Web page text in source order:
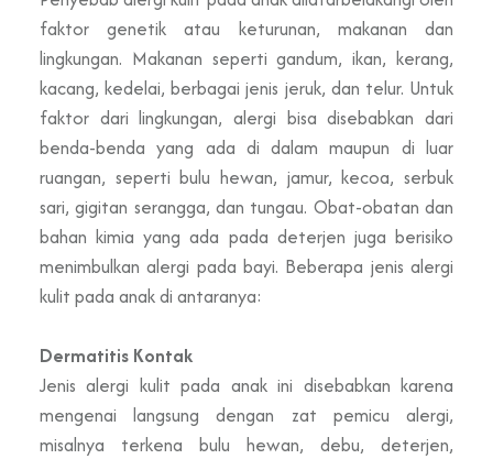
faktor genetik atau keturunan, makanan dan
lingkungan. Makanan seperti gandum, ikan, kerang,
kacang, kedelai, berbagai jenis jeruk, dan telur. Untuk
faktor dari lingkungan, alergi bisa disebabkan dari
benda-benda yang ada di dalam maupun di luar
ruangan, seperti bulu hewan, jamur, kecoa, serbuk
sari, gigitan serangga, dan tungau. Obat-obatan dan
bahan kimia yang ada pada deterjen juga berisiko
menimbulkan alergi pada bayi. Beberapa jenis alergi
kulit pada anak di antaranya:
Dermatitis Kontak
Jenis alergi kulit pada anak ini disebabkan karena
mengenai langsung dengan zat pemicu alergi,
misalnya terkena bulu hewan, debu, deterjen,